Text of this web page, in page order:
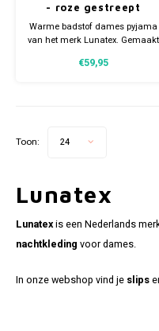
- roze gestreept
Warme badstof dames pyjama
van het merk Lunatex. Gemaakt
polyester. Verkrijgbaar in
€59,95
Toon: 24
Lunatex
Lunatexis een Nederlands
nachtkleding voor dames.
In onze webshop vind je slips